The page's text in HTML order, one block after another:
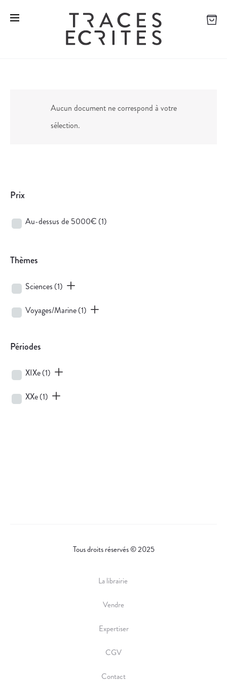
Aucun document ne correspond à votre
sélection.
Prix
Au-dessus de 5000€ (1)
Thèmes
Sciences (1)
Voyages/Marine(1)
Périodes
XIXe(1)
XXe(1)
Tous droits réservés © 2025
La librairie
Vendre
Expertiser
CGV
Contact